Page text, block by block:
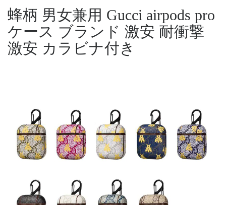
蜂柄 男女兼用 Gucci airpods pro
ケース ブランド 激安 耐衝撃
激安 カラビナ付き